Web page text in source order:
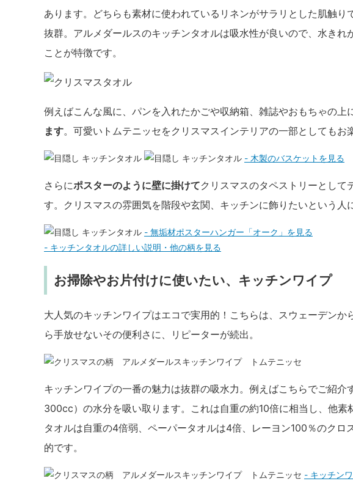
あります。どちらも素材に使われているリネンがサラリとした肌触り
抜群。アルメダールスのキッチンタオルは吸水性が良いので、水きれ
ことが特徴です。
例えばこんな風に、パンを入れたかごや収納箱、雑誌やおもちゃの上
ます。可愛いトムテニッセをクリスマスインテリアの一部としてもお
- 木製のバスケットを見る
さらにポスターのように壁に掛けてクリスマスのタペストリーとして
す。クリスマスの雰囲気を階段や玄関、キッチンに飾りたいという人
- 無垢材ポスターハンガー「オーク」を見る
- キッチンタオルの詳しい説明・他の柄を見る
お掃除やお片付けに使いたい、キッチンワイプ
大人気のキッチンワイプはエコで実用的！こちらは、スウェーデンか
ら手放せないその便利さに、リピーターが続出。
キッチンワイプの一番の魅力は抜群の吸水力。例えばこちらでご紹介
300cc）の水分を吸い取ります。これは自重の約10倍に相当し、他素
タオルは自重の4倍弱、ペーパータオルは4倍、レーヨン100％のクロ
的です。
- キッチン